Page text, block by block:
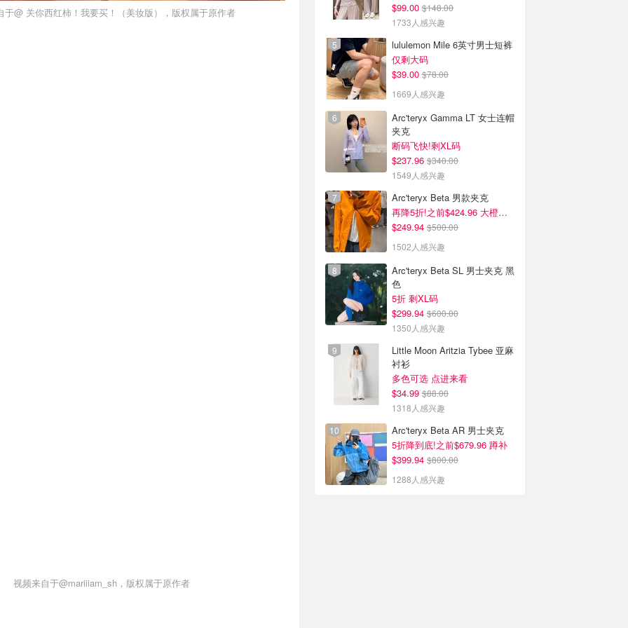
于@ 关你西红柿！我要买！（美妆版），版权属于原作者
视频来自于@mariiiam_sh，版权属于原作者
$99.00 $148.00
1733人感兴趣
lululemon Mile 6英寸男士短裤
仅剩大码
$39.00 $78.00
1669人感兴趣
Arc'teryx Gamma LT 女士连帽
夹克
断码飞快!剩XL码
$237.96 $340.00
1549人感兴趣
Arc'teryx Beta 男款夹克
再降5折!之前$424.96 大橙子好显白 蹲补
$249.94 $500.00
1502人感兴趣
Arc'teryx Beta SL 男士夹克 黑
色
5折 剩XL码
$299.94 $600.00
1350人感兴趣
Little Moon Aritzia Tybee 亚麻
衬衫
多色可选 点进来看
$34.99 $88.00
1318人感兴趣
Arc'teryx Beta AR 男士夹克
5折降到底!之前$679.96 蹲补
$399.94 $800.00
1288人感兴趣